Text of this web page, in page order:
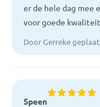
er de hele dag mee
voor goede kwaliteit
Door Gerreke
Speen